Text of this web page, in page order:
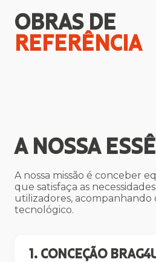
OBRAS DE
REFERÊNCIA
A NOSSA
A nossa missão é conceber
que satisfaça as
utilizadores, acompanhando
tecnológico.
1. CONCEÇÃO